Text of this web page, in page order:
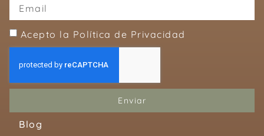
Acepto la Política de Privacidad
Enviar
Blog